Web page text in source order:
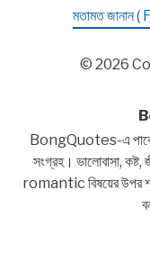
মতামত জানান
© 2026
BongQuotes-এ পাবেন
সংগ্রহ। ভালোবাসা,
romantic বিষয়ের উপর